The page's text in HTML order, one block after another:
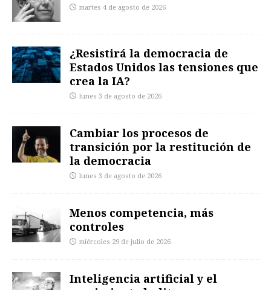
martes 4 de agosto de 2026
¿Resistirá la democracia de
Estados Unidos las tensiones que
crea la IA?
lunes 3 de agosto de 2026
Cambiar los procesos de
transición por la restitución de
la democracia
lunes 3 de agosto de 2026
Menos competencia, más
controles
miércoles 29 de julio de 2026
Inteligencia artificial y el